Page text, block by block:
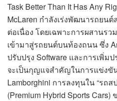
Task Better Than It Has Any
McLaren กำลังเร่งพัฒนารถยน
ต่อเนื่อง โดยเฉพาะการผสานรว
เข้ามาสู่รถยนต์บนท้องถนน ซึ่ง
ปรับปรุง Software และการเพิ่ม
จะเป็นกุญแจสำคัญในการแข่งขั
Lamborghini การลงทุนใน “รถ
(Premium Hybrid Sports Cars)